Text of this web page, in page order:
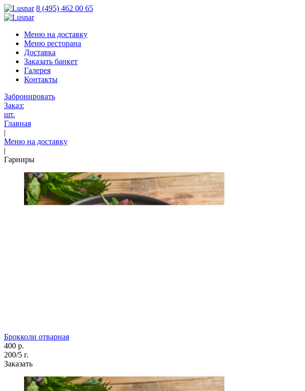
8 (495) 462 00 65
Меню на доставку
Меню ресторана
Доставка
Заказать банкет
Галерея
Контакты
Забронировать
Заказ:
шт.
Главная
|
Меню на доставку
|
Гарниры
Брокколи отварная
400 р.
200/5 г.
Заказать